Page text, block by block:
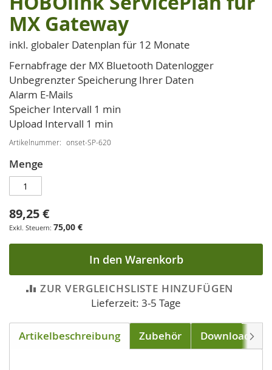
Anfang
der
Bildgalerie
MX Gateway
inkl. globaler Datenplan für 12 Monate
Fernabfrage der MX Bluetooth Datenlogger
Unbegrenzter Speicherung Ihrer Daten
Alarm E-Mails
Speicher Intervall 1 min
Upload Intervall 1 min
Artikelnummer onset-SP-620
Menge
89,25 €
75,00 €
In den Warenkorb
ZUR VERGLEICHSLISTE HINZUFÜGEN
Lieferzeit: 3-5 Tage
Artikelbeschreibung Zubehör Downloads